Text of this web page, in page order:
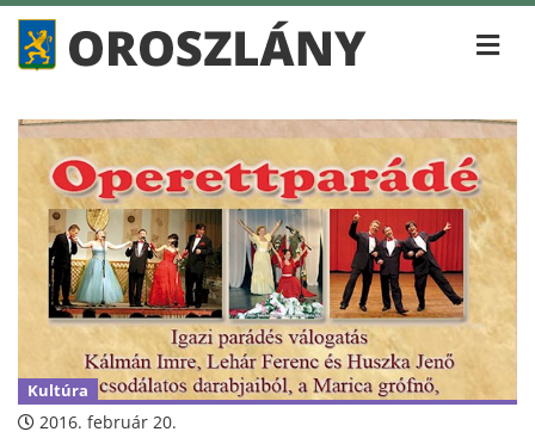
Kultúra
2016. február 20.